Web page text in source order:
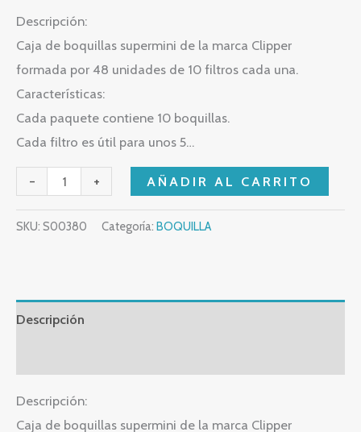
Descripción:
Caja de boquillas supermini de la marca Clipper
formada por 48 unidades de 10 filtros cada una.
Características:
Cada paquete contiene 10 boquillas.
Cada filtro es útil para unos 5…
- + AÑADIR AL CARRITO
SKU: S00380 Categoría: BOQUILLA
Descripción
Descripción:
Caja de boquillas supermini de la marca Clipper